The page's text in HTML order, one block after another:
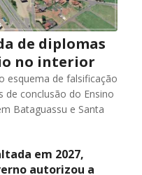
de diplomas
no interior
esquema de falsificação
de conclusão do Ensino
Bataguassu e Santa
em 2027,
autorizou a